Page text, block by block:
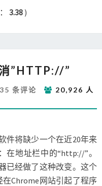
3.38 )
”HTTP://”
评
论
35 条评论
20,926 人
件将缺少一个在近20年来
在地址栏中的“http://”。
已经做了这种改变。这个
Chrome网站引起了程序